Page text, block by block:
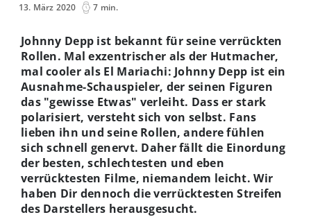
13. März 2020 7 min.
Johnny Depp ist bekannt für seine verrückten
Rollen. Mal exzentrischer als der Hutmacher,
mal cooler als El Mariachi: Johnny Depp ist ein
Ausnahme-Schauspieler, der seinen Figuren
das "gewisse Etwas" verleiht. Dass er stark
polarisiert, versteht sich von selbst. Fans
lieben ihn und seine Rollen, andere fühlen
sich schnell genervt. Daher fällt die Einordung
der besten, schlechtesten und eben
verrücktesten Filme, niemandem leicht. Wir
haben Dir dennoch die verrücktesten Streifen
des Darstellers herausgesucht.